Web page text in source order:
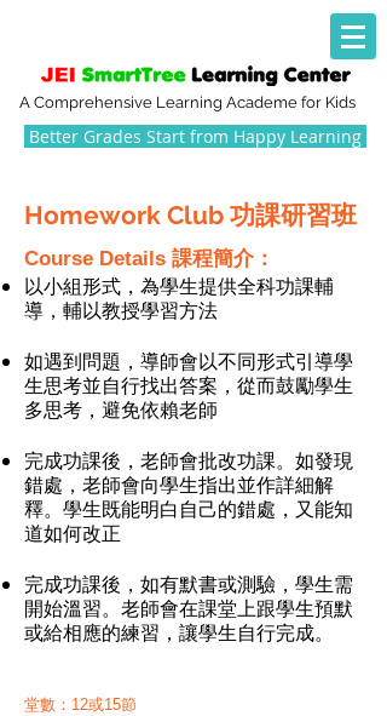
A Comprehensive Learning Academe for Kids
Better Grades Start from Happy Learning
Homework Club 功課研習班
Course Details 課程簡介：
以小組形式，為學生提供全科功課輔
導，輔以教授學習方法
如遇到問題，導師會以不同形式引導學
生思考並自行找出答案，從而鼓勵學生
多思考，避免依賴老師
完成功課後，老師會批改功課。如發現
錯處，老師會向學生指出並作詳細解
釋。學生既能明白自己的錯處，又能知
道如何改正
完成功課後，如有默書或測驗，學生需
開始溫習。老師會在課堂上跟學生預默
或給相應的練習，讓學生自行完成。
​堂數：12或15節